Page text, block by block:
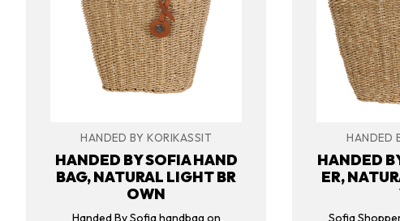
HANDED BY KORIKASSIT
HANDED BY SOFIA HAND
BAG, NATURAL LIGHT BR
OWN
Handed By Sofia handbag on
HANDED
HANDED
ER,
Sofia